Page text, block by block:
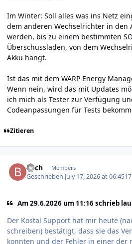
Im Winter: Soll alles was ins Netz
dem anderen Wechselrichter in den
werden, bis zu einem bestimmten
Überschussladen, von dem
Akku hängt.
Ist das mit dem WARP Energy
Wenn nein, wird das mit Updates
ich mich als Tester zur Verfügung
Codeanpassungen für Tests
Zitieren
Bach Members
Geschrieben July 17, 2026 at 06:45
Am 29.6.2026 um 11:16 schrieb
Der Kostal Support hat mir heute
schreiben) bestätigt, dass sie das
konnten und der Fehler in einer der